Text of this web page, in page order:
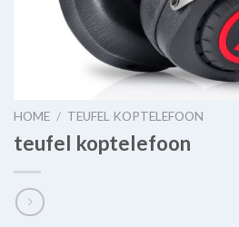
HOME / TEUFEL KOPTELEFOON
teufel koptelefoon